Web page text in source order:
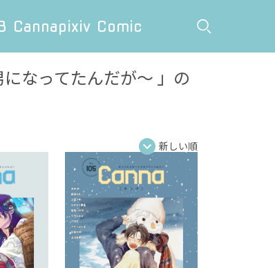
Cannapixiv Comic
なってたんだが～ 」の
新しい順